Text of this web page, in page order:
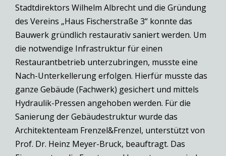
Stadtdirektors Wilhelm Albrecht und die Gründung
des Vereins „Haus Fischerstraße 3“ konnte das
Bauwerk gründlich restaurativ saniert werden. Um
die notwendige Infrastruktur für einen
Restaurantbetrieb unterzubringen, musste eine
Nach-Unterkellerung erfolgen. Hierfür musste das
ganze Gebäude (Fachwerk) gesichert und mittels
Hydraulik-Pressen angehoben werden. Für die
Sanierung der Gebäudestruktur wurde das
Architektenteam Frenzel&Frenzel, unterstützt von
Prof. Dr. Heinz Meyer-Bruck, beauftragt. Das